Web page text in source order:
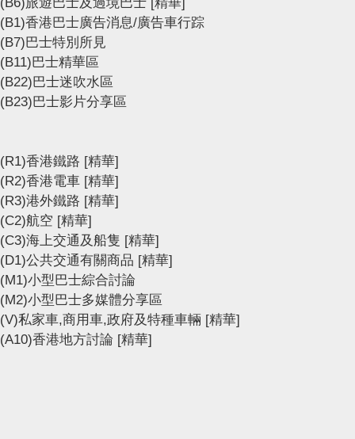
(B1)香港巴士廣告消息/廣告車行踪
(B7)巴士特別所見
(B11)巴士精華區
(B22)巴士迷吹水區
(B23)巴士影片分享區
(R1)香港鐵路 [精華]
(R2)香港電車 [精華]
(R3)港外鐵路 [精華]
(C2)航空 [精華]
(C3)海上交通及船隻 [精華]
(D1)公共交通有關商品 [精華]
(M1)小型巴士綜合討論
(M2)小型巴士多媒體分享區
(V)私家車,商用車,政府及特種車輛 [精華]
(A10)香港地方討論 [精華]